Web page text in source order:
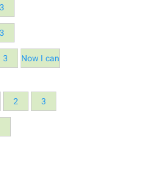
3
3
3 Now I can
2 3